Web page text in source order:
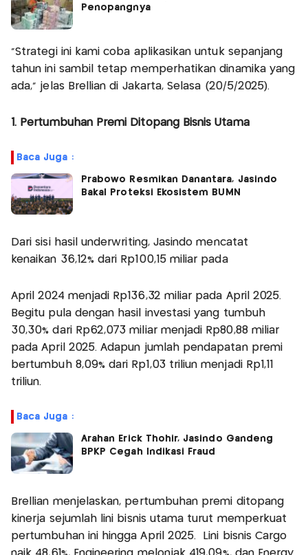
Penopangnya
"Strategi ini kami coba aplikasikan untuk sepanjang
tahun ini sambil tetap memperhatikan dinamika yang
ada," jelas Brellian di Jakarta, Selasa (20/5/2025).
1. Pertumbuhan Premi Ditopang Bisnis Utama
Baca Juga :
Prabowo Resmikan Danantara, Jasindo
Bakal Proteksi Ekosistem BUMN
Dari sisi hasil underwriting, Jasindo mencatat
kenaikan 36,12% dari Rp100,15 miliar pada
April 2024 menjadi Rp136,32 miliar pada April 2025.
Begitu pula dengan hasil investasi yang tumbuh
30,30% dari Rp62,073 miliar menjadi Rp80,88 miliar
pada April 2025. Adapun jumlah pendapatan premi
bertumbuh 8,09% dari Rp1,03 triliun menjadi Rp1,11
triliun.
Baca Juga :
Arahan Erick Thohir, Jasindo Gandeng
BPKP Cegah Indikasi Fraud
Brellian menjelaskan, pertumbuhan premi ditopang
kinerja sejumlah lini bisnis utama turut memperkuat
pertumbuhan ini hingga April 2025. Lini bisnis Cargo